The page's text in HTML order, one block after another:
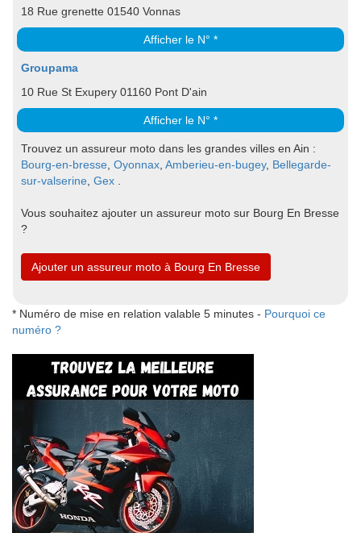
18 Rue grenette 01540 Vonnas
Afficher le N° *
Groupama
10 Rue St Exupery 01160 Pont D'ain
Afficher le N° *
Trouvez un assureur moto dans les grandes villes en Ain :
Bourg-en-bresse Oyonnax Amberieu-en-bugey, Bellegarde-
sur-valserine Gex
Vous souhaitez ajouter un assureur moto sur Bourg En Bresse
?
Ajouter un assureur moto à Bourg En Bresse
* Numéro de mise en relation valable 5 minutes - Pourquoi ce
numéro ?